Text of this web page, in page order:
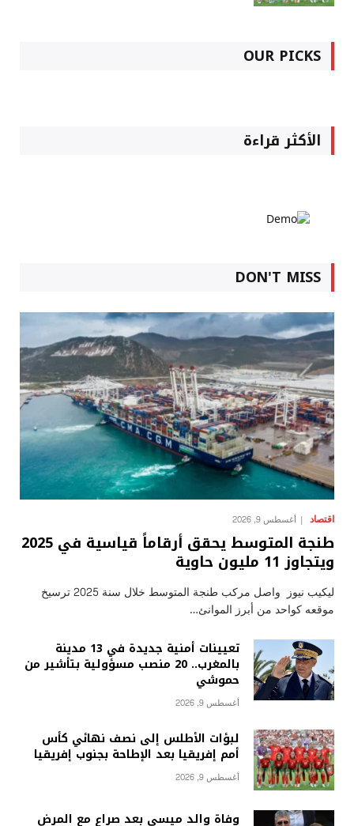
OUR PICKS
الأكثر قراءة
DON'T MISS
اقتصاد أغسطس 9, 2026
طنجة المتوسط يحقق أرقاماً قياسية في 2025
ويتجاوز 11 مليون حاوية
ليكيب نيوز واصل مركب طنجة المتوسط خلال سنة 2025 ترسيخ
موقعه كواحد من أبرز الموانئ…
تعيينات أمنية جديدة في 13 مدينة
بالمغرب.. 20 منصب مسؤولية بتأشير من
حموشي
أغسطس 9, 2026
لبؤات الأطلس إلى نصف نهائي كأس
أمم إفريقيا بعد الإطاحة بجنوب إفريقيا
أغسطس 9, 2026
وفاة والد ميسي بعد صراع مع المرض